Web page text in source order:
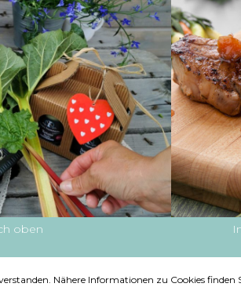
oben
Nähere Informationen zu Cookies finden